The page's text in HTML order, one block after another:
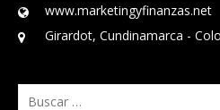
www.marketingyfinanzas.net
Girardot, Cundinamarca -
Buscar: